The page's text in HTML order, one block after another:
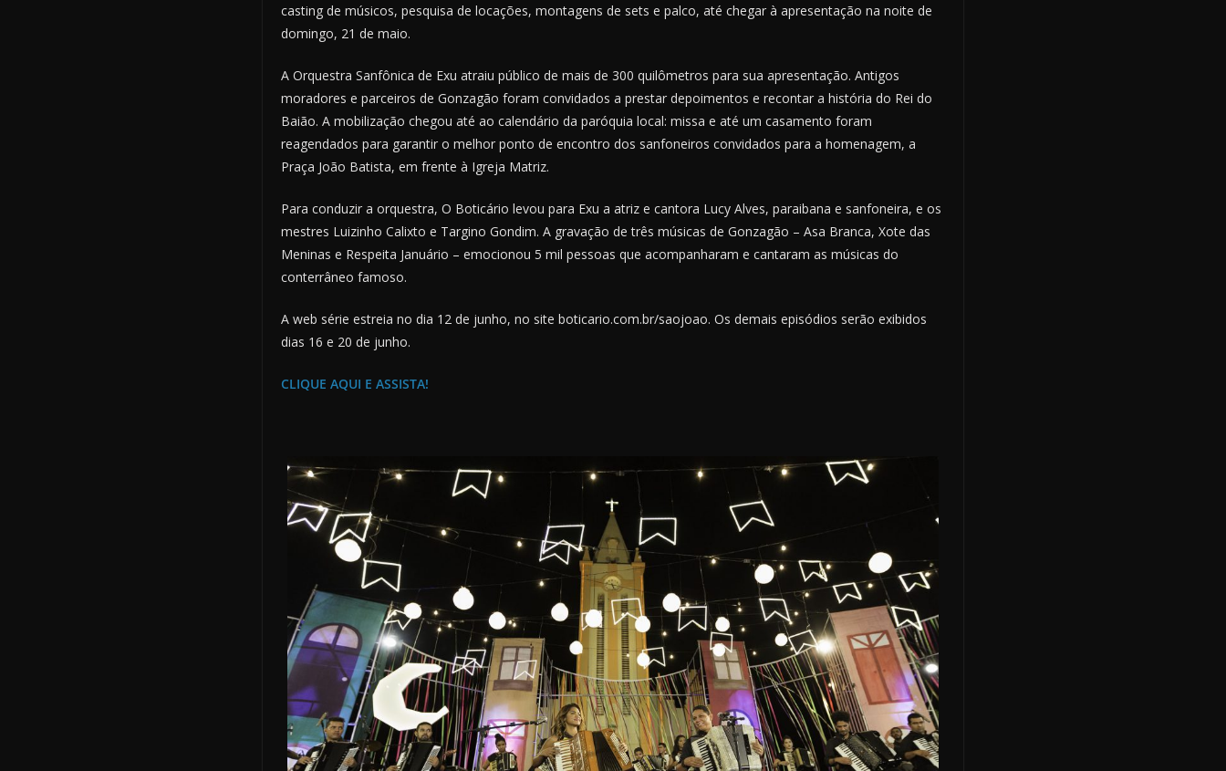
casting de músicos, pesquisa de locações, montagens de sets e palco, até chegar à apresentação na noite de
domingo, 21 de maio.
A Orquestra Sanfônica de Exu atraiu público de mais de 300 quilômetros para sua apresentação. Antigos
moradores e parceiros de Gonzagão foram convidados a prestar depoimentos e recontar a história do Rei do
Baião. A mobilização chegou até ao calendário da paróquia local: missa e até um casamento foram
reagendados para garantir o melhor ponto de encontro dos sanfoneiros convidados para a homenagem, a
Praça João Batista, em frente à Igreja Matriz.
Para conduzir a orquestra, O Boticário levou para Exu a atriz e cantora Lucy Alves, paraibana e sanfoneira, e os
mestres Luizinho Calixto e Targino Gondim. A gravação de três músicas de Gonzagão – Asa Branca, Xote das
Meninas e Respeita Januário – emocionou 5 mil pessoas que acompanharam e cantaram as músicas do
conterrâneo famoso.
A web série estreia no dia 12 de junho, no site boticario.com.br/saojoao. Os demais episódios serão exibidos
dias 16 e 20 de junho.
CLIQUE AQUI E ASSISTA!